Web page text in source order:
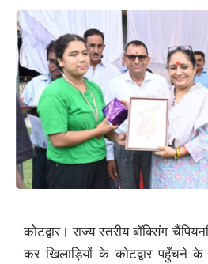
कोटद्वार। राज्य स्तरीय बॉक्सिंग
कर खिलाड़ियों के कोटद्वार पहुँचने के